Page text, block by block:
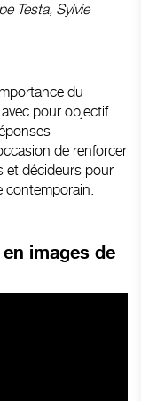
Testa, Sylvie
du
pour objectif
de renforcer
et décideurs pour
contemporain.
images de